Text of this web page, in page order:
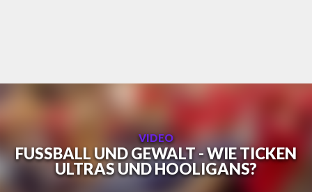
VIDEO
FUSSBALL UND GEWALT - WIE TICKEN U
LTRAS UND HOOLIGANS?